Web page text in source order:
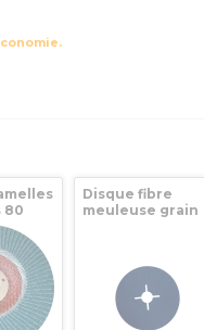
80
SEA
Disque fibre
meuleuse grain